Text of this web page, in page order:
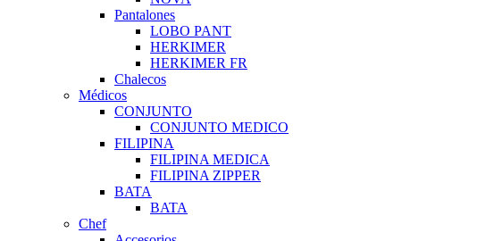
Pantalones
LOBO PANT
HERKIMER
HERKIMER FR
Chalecos
Médicos
CONJUNTO
CONJUNTO MEDICO
FILIPINA
FILIPINA MEDICA
FILIPINA ZIPPER
BATA
BATA
Chef